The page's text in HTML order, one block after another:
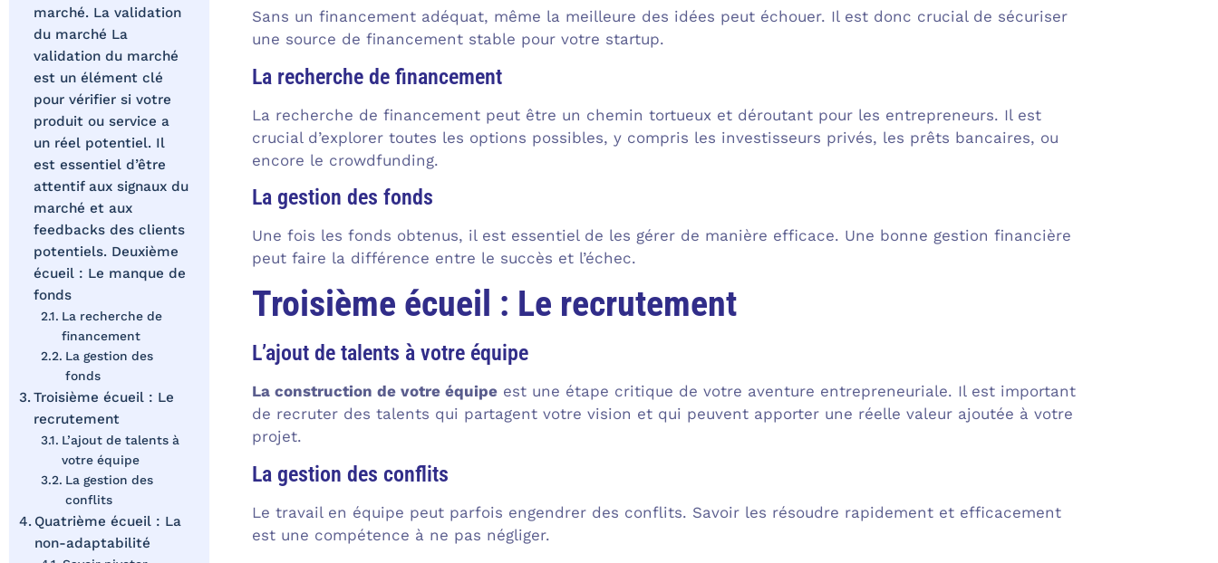
Sans un financement adéquat, même la meilleure des idées peut échouer. Il est donc crucial de sécuriser
une source de financement stable pour votre startup.
La recherche de financement
La recherche de financement peut être un chemin tortueux et déroutant pour les entrepreneurs. Il est
crucial d’explorer toutes les options possibles, y compris les investisseurs privés, les prêts bancaires, ou
encore le crowdfunding.
La gestion des fonds
Une fois les fonds obtenus, il est essentiel de les gérer de manière efficace. Une bonne gestion financière
peut faire la différence entre le succès et l’échec.
Troisième écueil : Le recrutement
L’ajout de talents à votre équipe
La construction de votre équipeest une étape critique de votre aventure entrepreneuriale. Il est important
de recruter des talents qui partagent votre vision et qui peuvent apporter une réelle valeur ajoutée à votre
projet.
La gestion des conflits
Le travail en équipe peut parfois engendrer des conflits. Savoir les résoudre rapidement et efficacement
est une compétence à ne pas négliger.
marché. La validation
du marché La
validation du marché
est un élément clé
pour vérifier si votre
produit ou service a
un réel potentiel. Il
est essentiel d’être
attentif aux signaux du
marché et aux
feedbacks des clients
potentiels. Deuxième
écueil : Le manque de
fonds
La recherche de
financement
La gestion des
fonds
Troisième écueil : Le
recrutement
L’ajout de talents à
votre équipe
La gestion des
conflits
Quatrième écueil : La
non-adaptabilité